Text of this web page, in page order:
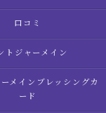
口コミ
トジャーメイン
メインブレッシングカ
ード